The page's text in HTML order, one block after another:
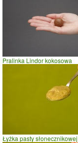
Pralinka Lindor kokosowa
Łyżka pasty słonecznikowej